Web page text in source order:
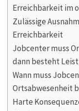
Erreichbarkeit im
Zulässige
Erreichbarkeit
Jobcenter muss
dann besteht
Wann muss
Ortsabwesenheit
Harte